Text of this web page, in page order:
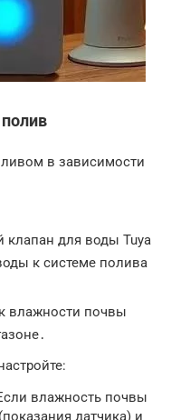
в зависимости
клапан для воды Tuya
к системе полива
влажности почвы
влажность почвы
датчика) и